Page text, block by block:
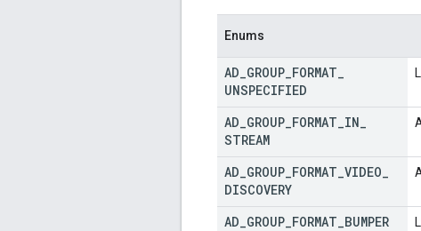
Enums
AD GROUP FORMAT
UNSPECIFIED
AD GROUP FORMAT IN
STREAM
AD GROUP FORMAT VIDEO
DISCOVERY
AD GROUP FORMAT BUMPER